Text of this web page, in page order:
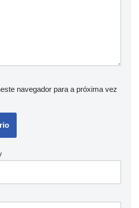
navegador para a próxima vez